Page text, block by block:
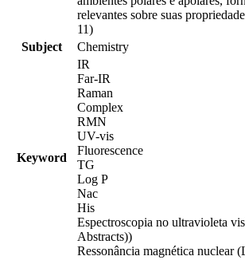
relevantes sobre suas
11)
Subject
Chemistry
Keyword
IR
Far-IR
Raman
Complex
RMN
UV-vis
Fluorescence
TG
Log P
Nac
His
Espectroscopia no ultravioleta
Abstracts))
Ressonância magnética nuclear